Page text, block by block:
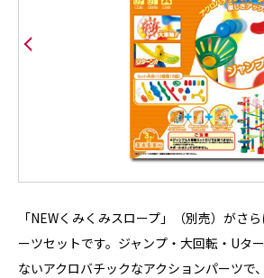
「NEWくみくみスロープ」（別売）がさ
ーツセットです。ジャンプ・大回転・Uタ
ないアクロバチックなアクションパーツで